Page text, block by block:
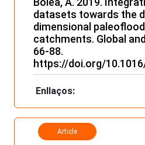
datasets towards the
dimensional
catchments. Global
66-88.
https://doi.org/
Enllaços:
Article